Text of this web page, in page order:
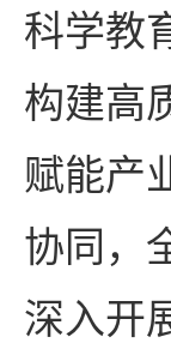
科学教
构建高
赋能产
协同，
深入开